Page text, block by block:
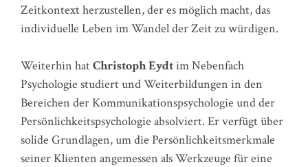
Zeitkontext herzustellen, der es möglich macht, das
individuelle Leben im Wandel der Zeit zu würdigen.
Weiterhin hatChristoph Eydtim Nebenfach
Psychologie studiert und Weiterbildungen in den
Bereichen der Kommunikationspsychologie und der
Persönlichkeitspsychologie absolviert. Er verfügt über
solide Grundlagen, um die Persönlichkeitsmerkmale
seiner Klienten angemessen als Werkzeuge für eine